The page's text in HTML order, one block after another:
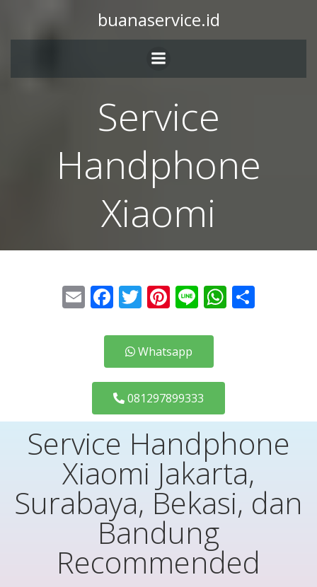
buanaservice.id
Service
Handphone
Xiaomi
EmailFacebook
Twitter
Pinterest
Line
Whatsapp
081297899333
Service Handphone
Xiaomi Jakarta,
Surabaya, Bekasi, dan
Bandung
Recommended